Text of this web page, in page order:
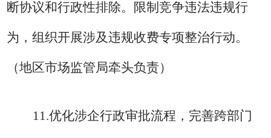
断协议和行政性排除。限制竞争违法违规行
为，组织开展涉及违规收费专项整治行动。
（地区市场监管局牵头负责）
11.优化涉企行政审批流程，完善跨部门